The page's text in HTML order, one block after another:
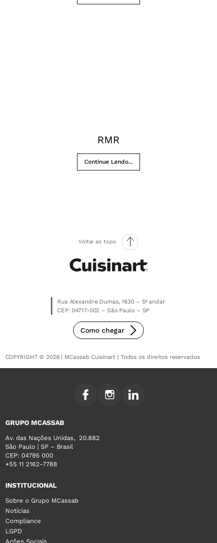
RMR
Continue Lendo...
Voltar ao topo
Rua Alexandre Dumas, 1630 – 5º andar
CEP: 04717-002 – São Paulo – SP
Como chegar
COPYRIGHT © 2026 | MCassab Cuisinart | Todos os direitos reservados
GRUPO MCASSAB
Av. das Nações Unidas, 20.882
São Paulo | SP – Brasil
CEP: 04795 000
+55 11 2162-7788
INSTITUCIONAL
Sobre o Grupo MCassab
Notícias
Compliance
LGPD
Ações Sociais